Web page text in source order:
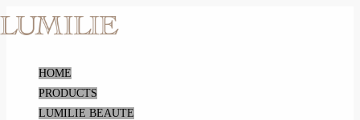
HOME
PRODUCTS
LUMILIE BEAUTE